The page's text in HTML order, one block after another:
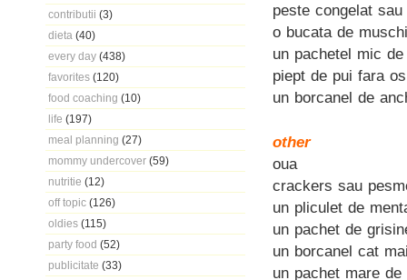
contributii (3)
dieta (40)
every day (438)
favorites (120)
food coaching (10)
life (197)
meal planning (27)
mommy undercover (59)
nutritie (12)
off topic (126)
oldies (115)
party food (52)
publicitate (33)
peste congelat
o bucata de
un pachetel mic
piept de pui fara
un borcanel de
other
oua
crackers sau
un pliculet de
un pachet de
un borcanel cat
un pachet mare